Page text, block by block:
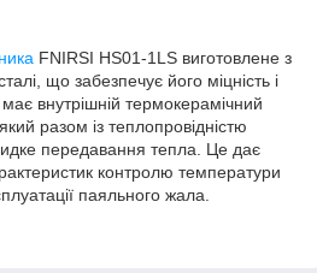
FNIRSI HS01-1LS виготовлене з
що забезпечує його міцність і
має внутрішній термокерамічний
разом із теплопровідністю
передавання тепла. Це дає
контролю температури
паяльного жала.